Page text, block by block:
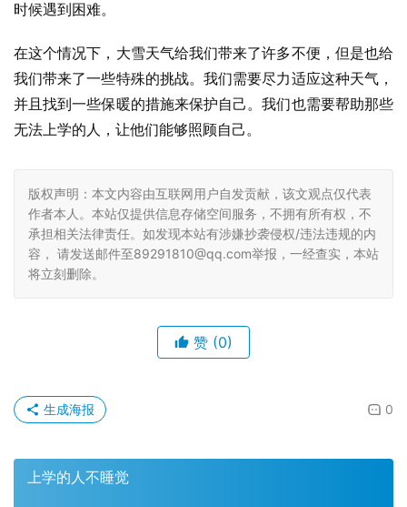
时候遇到困难。
在这个情况下，大雪天气给我们带来了许多不便，但是也给
我们带来了一些特殊的挑战。我们需要尽力适应这种天气，
并且找到一些保暖的措施来保护自己。我们也需要帮助那些
无法上学的人，让他们能够照顾自己。
版权声明：本文内容由互联网用户自发贡献，该文观点仅代表
作者本人。本站仅提供信息存储空间服务，不拥有所有权，不
承担相关法律责任。如发现本站有涉嫌抄袭侵权/违法违规的内
容， 请发送邮件至89291810@qq.com举报，一经查实，本站
将立刻删除。
赞 (0)
0
生成海报
上学的人不睡觉